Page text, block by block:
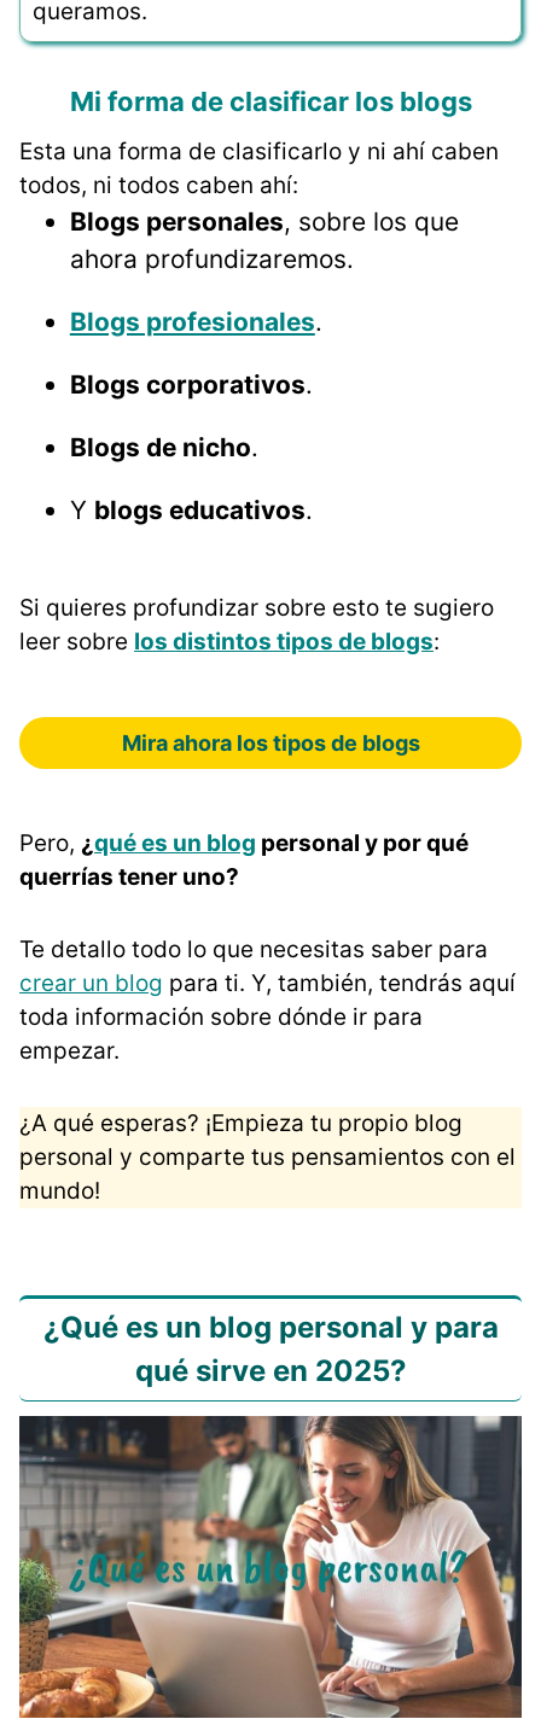
queramos.
Mi forma de clasificar los blogs
Esta una forma de clasificarlo y ni ahí caben
todos, ni todos caben ahí:
Blogs personales, sobre los que
ahora profundizaremos.
Blogs profesionales.
Blogs corporativos.
Blogs de nicho.
Y blogs educativos.
Si quieres profundizar sobre esto te sugiero
leer sobre los distintos tipos de blogs:
Mira ahora los tipos de blogs
Pero, ¿qué es un blog personal y por qué
querrías tener uno?
Te detallo todo lo que necesitas saber para
crear un blog para ti. Y, también, tendrás aquí
toda información sobre dónde ir para
empezar.
¿A qué esperas? ¡Empieza tu propio blog
personal y comparte tus pensamientos con el
mundo!
¿Qué es un blog personal y para
qué sirve en 2025?